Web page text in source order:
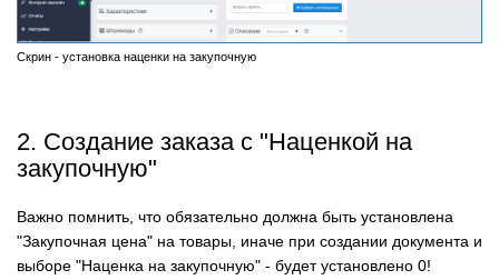
Скрин - установка наценки на закупочную
2. Создание заказа с "Наценкой на
закупочную"
Важно помнить, что обязательно должна быть установлена
"Закупочная цена" на товары, иначе при создании документа и
выборе "Наценка на закупочную" - будет установлено 0!